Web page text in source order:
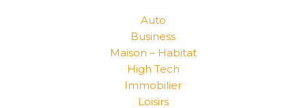
Auto
Business
Maison – Habitat
High Tech
Immobilier
Loisirs